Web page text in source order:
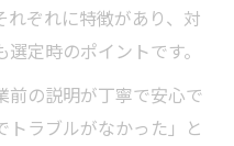
れぞれに特徴があり、対
定時のポイントです。
前の説明が丁寧で安心で
トラブルがなかった」と